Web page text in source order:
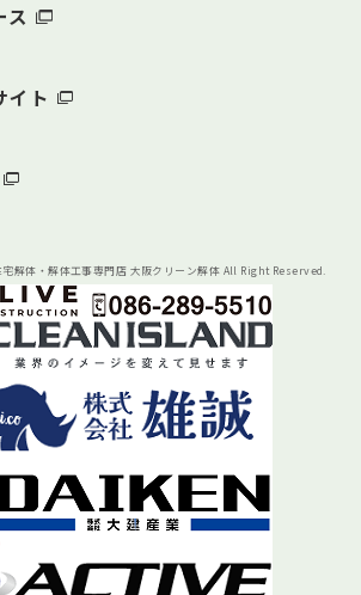
ス
イト
解体・解体工事専門店 大阪クリーン解体 All Right Reserved.